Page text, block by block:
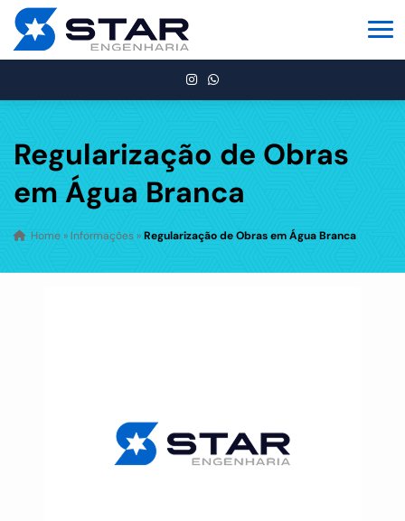
Regularização de Obras
em Água Branca
Home » Informações »Regularização de Obras em Água Branca